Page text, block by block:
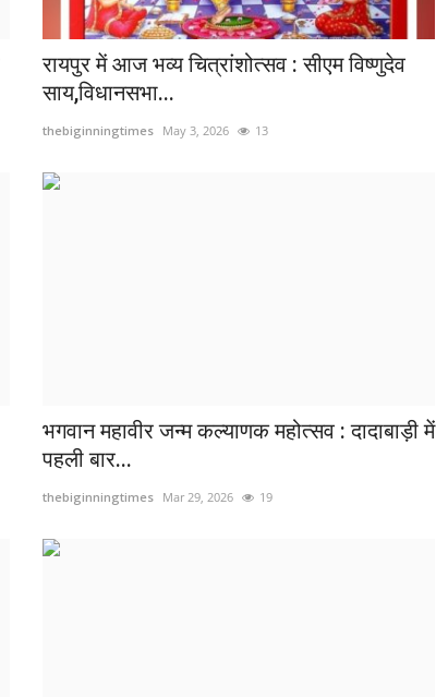
रायपुर में आज भव्य चित्रांशोत्सव : सीएम विष्णुदेव
साय,विधानसभा...
thebiginningtimes May 3, 2026 13
भगवान महावीर जन्म कल्याणक महोत्सव : दादाबाड़ी में
पहली बार...
thebiginningtimes Mar 29, 2026 19